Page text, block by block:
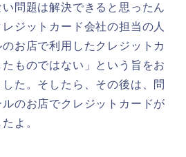
問題は解決できると思ったん
ジットカード会社の担当の人
お店で利用したクレジットカ
ものではない」という旨をお
た。そしたら、その後は、問
のお店でクレジットカードが
よ。